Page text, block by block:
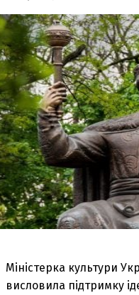
Міністерка культури
висловила підтримку